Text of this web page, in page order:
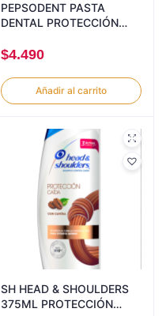
PEPSODENT PASTA
DENTAL PROTECCIÓN
$4.490
Añadir al carrito
SH HEAD & SHOULDERS
375ML PROTECCIÓN